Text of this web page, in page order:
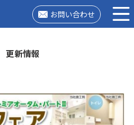
お問い合わせ
更新情報